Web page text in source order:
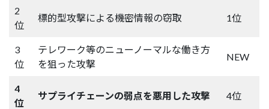
2
位
標的型攻撃による機密情報の窃取 1位
3
位
テレワーク等のニューノーマルな働き方
を狙った攻撃
NEW
4
位
サプライチェーンの弱点を悪用した攻撃 4位